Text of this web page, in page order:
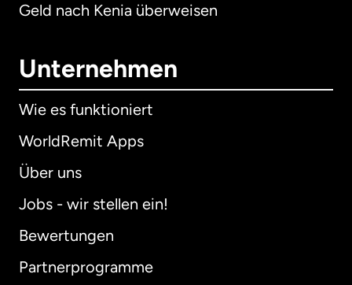
Geld nach Kenia überweisen
Unternehmen
Wie es funktioniert
WorldRemit Apps
Über uns
Jobs - wir stellen ein!
Bewertungen
Partnerprogramme